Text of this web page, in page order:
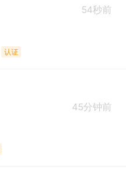
54秒前
认证
45分钟前